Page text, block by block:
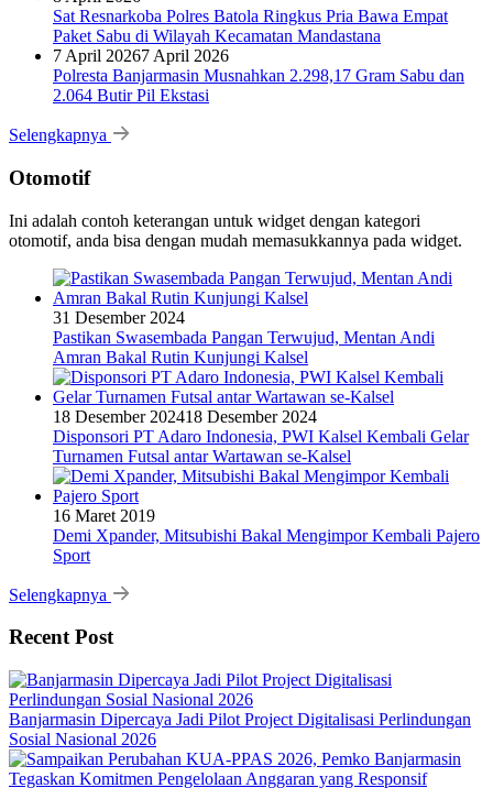
Sat Resnarkoba Polres Batola Ringkus Pria Bawa Empat
Paket Sabu di Wilayah Kecamatan Mandastana
7 April 20267 April 2026
Polresta Banjarmasin Musnahkan 2.298,17 Gram Sabu dan
2.064 Butir Pil Ekstasi
Selengkapnya
Otomotif
Ini adalah contoh keterangan untuk widget dengan kategori
otomotif, anda bisa dengan mudah memasukkannya pada widget.
31 Desember 2024
Pastikan Swasembada Pangan Terwujud, Mentan Andi
Amran Bakal Rutin Kunjungi Kalsel
18 Desember 202418 Desember 2024
Disponsori PT Adaro Indonesia, PWI Kalsel Kembali Gelar
Turnamen Futsal antar Wartawan se-Kalsel
16 Maret 2019
Demi Xpander, Mitsubishi Bakal Mengimpor Kembali Pajero
Sport
Selengkapnya
Recent Post
Banjarmasin Dipercaya Jadi Pilot Project Digitalisasi Perlindungan
Sosial Nasional 2026